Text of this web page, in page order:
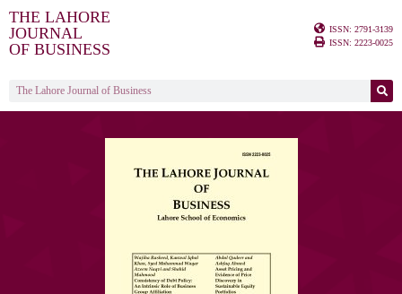
THE LAHORE
JOURNAL
OF BUSINESS
ISSN: 2791-3139
ISSN: 2223-0025